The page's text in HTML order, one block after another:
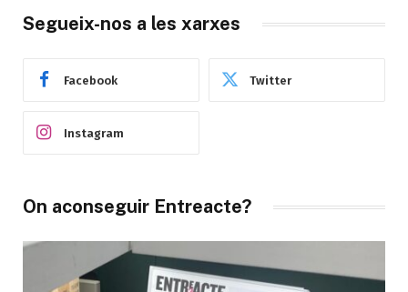
Segueix-nos a les xarxes
Facebook Twitter
Instagram
On aconseguir Entreacte?